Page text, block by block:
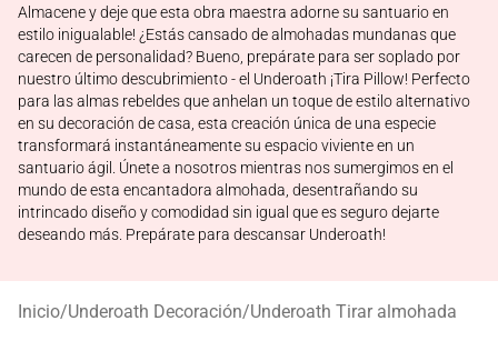
Almacene y deje que esta obra maestra adorne su santuario en
estilo inigualable! ¿Estás cansado de almohadas mundanas que
carecen de personalidad? Bueno, prepárate para ser soplado por
nuestro último descubrimiento - el Underoath ¡Tira Pillow! Perfecto
para las almas rebeldes que anhelan un toque de estilo alternativo
en su decoración de casa, esta creación única de una especie
transformará instantáneamente su espacio viviente en un
santuario ágil. Únete a nosotros mientras nos sumergimos en el
mundo de esta encantadora almohada, desentrañando su
intrincado diseño y comodidad sin igual que es seguro dejarte
deseando más. Prepárate para descansar Underoath!
Inicio/Underoath Decoración/Underoath Tirar almohada